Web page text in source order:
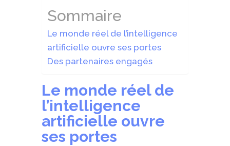
Sommaire
Le monde réel de l’intelligence
artificielle ouvre ses portes
Des partenaires engagés
Le monde réel de
l’intelligence
artificielle ouvre
ses portes